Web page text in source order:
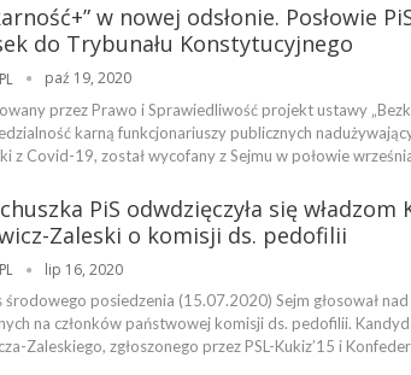
w nowej odsłonie. Posłowie
do Trybunału Konstytucyjnego
paź 19, 2020
przez Prawo i Sprawiedliwość projekt ustawy
karną funkcjonariuszy publicznych
z Covid-19, został wycofany z Sejmu w połowie
PiS odwdzięczyła się władzom
Zaleski o komisji ds. pedofilii
lip 16, 2020
środowego posiedzenia (15.07.2020) Sejm głosował
na członków państwowej komisji ds. pedofilii.
Zaleskiego, zgłoszonego przez PSL-Kukiz’15 i